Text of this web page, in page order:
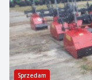
Sprzedam